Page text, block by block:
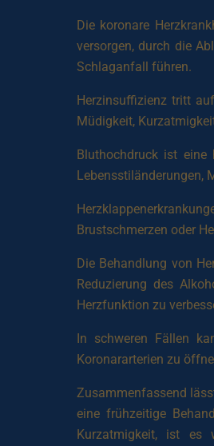
Die koronare
versorgen, durch die
Schlaganfall führen.
Herzinsuffizienz tritt
Müdigkeit,
Bluthochdruck ist eine
Lebensstiländerungen,
Brustschmerzen oder
Die Behandlung von
Reduzierung des
Herzfunktion zu
In schweren Fällen
Koronararterien zu
Zusammenfassend
eine frühzeitige
Kurzatmigkeit, ist es